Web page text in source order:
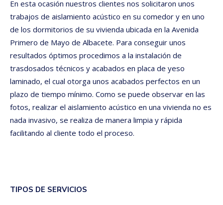
En esta ocasión nuestros clientes nos solicitaron unos
trabajos de aislamiento acústico en su comedor y en uno
de los dormitorios de su vivienda ubicada en la Avenida
Primero de Mayo de Albacete. Para conseguir unos
resultados óptimos procedimos a la instalación de
trasdosados técnicos y acabados en placa de yeso
laminado, el cual otorga unos acabados perfectos en un
plazo de tiempo mínimo. Como se puede observar en las
fotos, realizar el aislamiento acústico en una vivienda no es
nada invasivo, se realiza de manera limpia y rápida
facilitando al cliente todo el proceso.
TIPOS DE SERVICIOS